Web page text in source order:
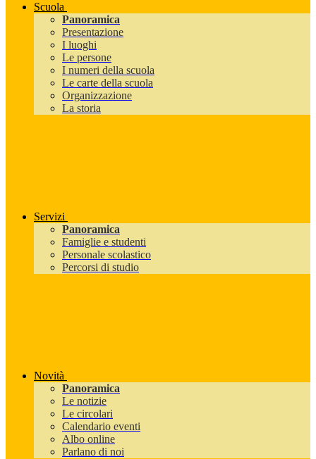
Scuola
Panoramica
Presentazione
I luoghi
Le persone
I numeri della scuola
Le carte della scuola
Organizzazione
La storia
Servizi
Panoramica
Famiglie e studenti
Personale scolastico
Percorsi di studio
Novità
Panoramica
Le notizie
Le circolari
Calendario eventi
Albo online
Parlano di noi